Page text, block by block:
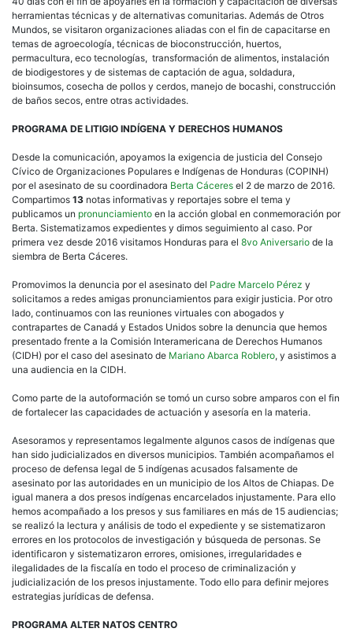
herramientas técnicas y de alternativas comunitarias. Además de Otros
Mundos, se visitaron organizaciones aliadas con el fin de capacitarse en
temas de agroecología, técnicas de bioconstrucción, huertos,
permacultura, eco tecnologías, transformación de alimentos, instalación
de biodigestores y de sistemas de captación de agua, soldadura,
bioinsumos, cosecha de pollos y cerdos, manejo de bocashi, construcción
de baños secos, entre otras actividades.
PROGRAMA DE LITIGIO INDÍGENA Y DERECHOS HUMANOS
Desde la comunicación, apoyamos la exigencia de justicia del Consejo
Cívico de Organizaciones Populares e Indígenas de Honduras (COPINH)
por el asesinato de su coordinadora Berta Cáceres el 2 de marzo de 2016.
Compartimos 13 notas informativas y reportajes sobre el tema y
publicamos un pronunciamiento en la acción global en conmemoración por
Berta. Sistematizamos expedientes y dimos seguimiento al caso. Por
primera vez desde 2016 visitamos Honduras para el 8vo Aniversario de la
siembra de Berta Cáceres.
Promovimos la denuncia por el asesinato del Padre Marcelo Pérez y
solicitamos a redes amigas pronunciamientos para exigir justicia. Por otro
lado, continuamos con las reuniones virtuales con abogados y
contrapartes de Canadá y Estados Unidos sobre la denuncia que hemos
presentado frente a la Comisión Interamericana de Derechos Humanos
(CIDH) por el caso del asesinato de Mariano Abarca Roblero, y asistimos a
una audiencia en la CIDH.
Como parte de la autoformación se tomó un curso sobre amparos con el fin
de fortalecer las capacidades de actuación y asesoría en la materia.
Asesoramos y representamos legalmente algunos casos de indígenas que
han sido judicializados en diversos municipios. También acompañamos el
proceso de defensa legal de 5 indígenas acusados falsamente de
asesinato por las autoridades en un municipio de los Altos de Chiapas. De
igual manera a dos presos indígenas encarcelados injustamente. Para ello
hemos acompañado a los presos y sus familiares en más de 15 audiencias;
se realizó la lectura y análisis de todo el expediente y se sistematizaron
errores en los protocolos de investigación y búsqueda de personas. Se
identificaron y sistematizaron errores, omisiones, irregularidades e
ilegalidades de la fiscalía en todo el proceso de criminalización y
judicialización de los presos injustamente. Todo ello para definir mejores
estrategias jurídicas de defensa.
PROGRAMA ALTER NATOS CENTRO